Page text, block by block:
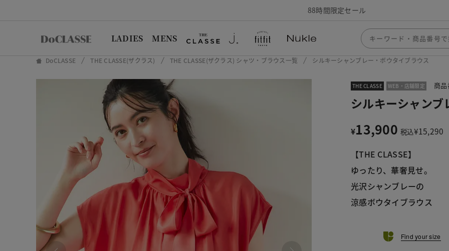
88時間限定セール
LADIES MENS
DoCLASSE THE CLASSE(ザクラス) THE CLASSE(ザクラス) シャツ・ブラウス一覧 シルキーシャンブレー・ボウタイブラウス
THE CLASSE WEB・店舗限定 商
シルキーシャン
¥13,900 税込¥15,290
【THE CLASSE】
ゆったり、華奢見せ。
光沢シャンブレーの
涼感ボウタイブラウス
Find your size